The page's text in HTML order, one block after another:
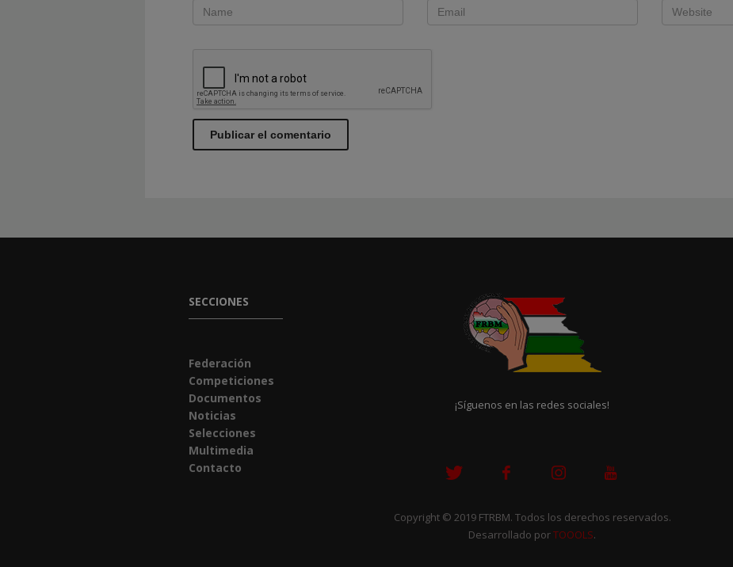
SECCIONES
Federación
Competiciones
Documentos
Noticias
Selecciones
Multimedia
Contacto
¡Síguenos en las redes sociales!
Copyright © 2019 FTRBM. Todos los derechos reservados.
Desarrollado porTOOOLS.